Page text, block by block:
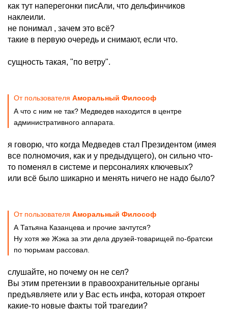
как тут наперегонки писАли, что дельфинчиков
наклеили.
не понимал , зачем это всё?
такие в первую очередь и снимают, если что.
сущность такая, "по ветру".
От пользователя Аморальный Философ
А что с ним не так? Медведев находится в центре
административного аппарата.
я говорю, что когда Медведев стал Президентом (имея
все полномочия, как и у предыдущего), он сильно что-
то поменял в системе и персоналиях ключевых?
или всё было шикарно и менять ничего не надо было?
От пользователя Аморальный Философ
А Татьяна Казанцева и прочие зачтутся?
Ну хотя же Жэка за эти дела друзей-товарищей по-братски
по тюрьмам рассовал.
слушайте, но почему он не сел?
Вы этим претензии в правоохранительные органы
предъявляете или у Вас есть инфа, которая откроет
какие-то новые факты той трагедии?